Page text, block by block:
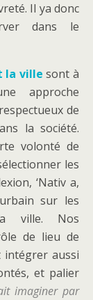
Il ya donc
dans le
la ville sont à
approche
de
la société.
volonté de
les
‘Nativ a,
sur les
ville. Nos
de lieu de
intégrer aussi
et palier
imaginer par